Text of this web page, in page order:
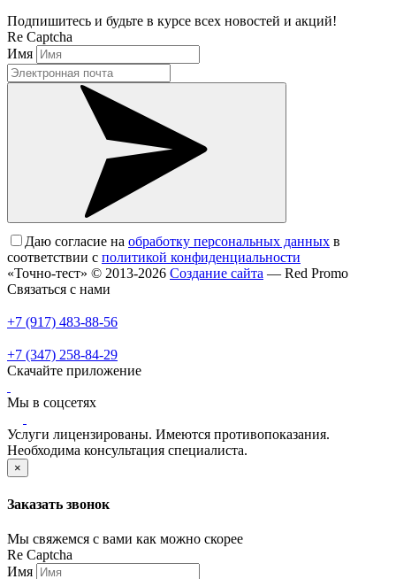
Подпишитесь и будьте в курсе всех новостей и акций!
Re Captcha
Имя
Даю согласие на обработку персональных данных в
соответствии с политикой конфиденциальности
«Точно-тест» © 2013-2026 Создание сайта — Red Promo
Связаться с нами
+7 (917) 483-88-56
+7 (347) 258-84-29
Скачайте приложение
Мы в соцсетях
Услуги лицензированы. Имеются противопоказания.
Необходима консультация специалиста.
×
Заказать звонок
Мы свяжемся с вами как можно скорее
Re Captcha
Имя